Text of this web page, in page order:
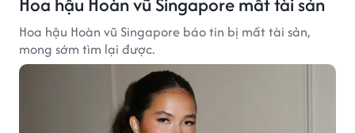
Hoa hậu Hoàn vũ Singapore báo tin bị mất tài sản,
mong sớm tìm lại được.